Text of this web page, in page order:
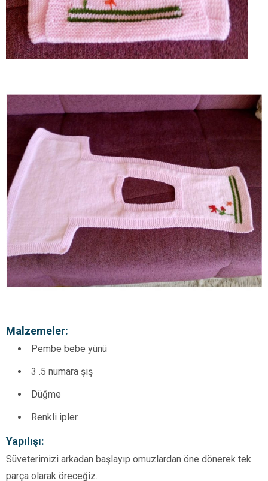
Malzemeler:
Pembe bebe yünü
3 .5 numara şiş
Düğme
Renkli ipler
Yapılışı:
Süveterimizi arkadan başlayıp omuzlardan öne dönerek tek
parça olarak öreceğiz.